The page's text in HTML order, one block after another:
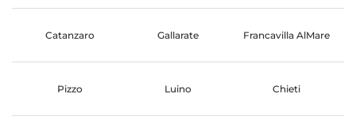
Catanzaro Gallarate Francavilla AlMare
Pizzo Luino Chieti